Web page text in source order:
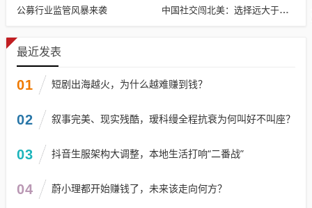
公募行业监管风暴来袭 中国社交闯北美：选择远大于努力
最近发表
01 短剧出海越火，为什么越难赚到钱？
02 叙事完美、现实残酷，瑷科缦全程抗衰为何叫好不叫座？
03 抖音生服架构大调整，本地生活打响“二番战”
04 蔚小理都开始赚钱了，未来该走向何方？